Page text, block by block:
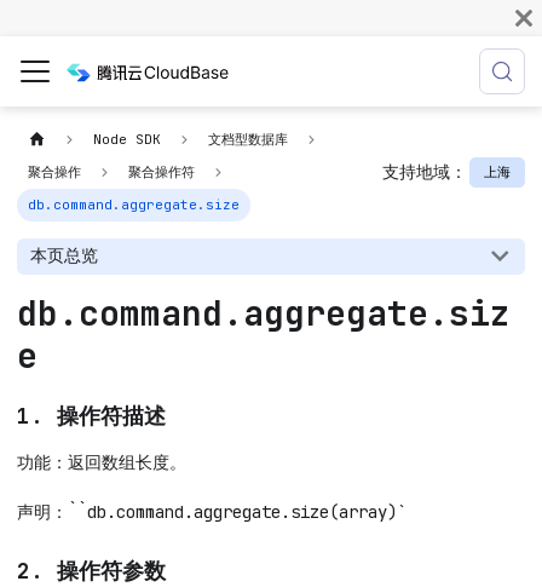
Node SDK
文档型数据库
聚合操作
聚合操作符
db.command.aggregate.size
支持地域： 上海
本页总览
db.command.aggregate.siz
e
1. 操作符描述
功能：返回数组长度。
声明：``db.command.aggregate.size(array)`
2. 操作符参数